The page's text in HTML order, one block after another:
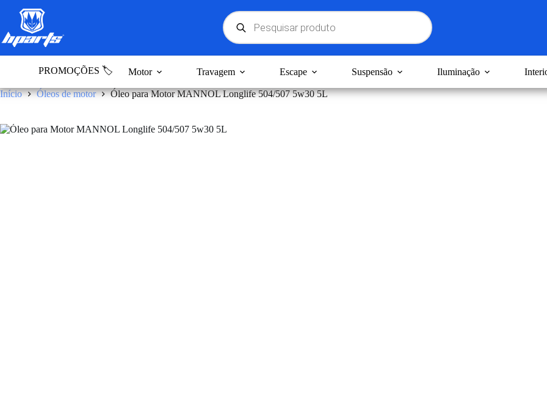
conteúdo
Products
search
PROMOÇÕES 🏷️ Motor Travagem Escape Suspensão Iluminação
Início Óleos de motor Óleo para Motor MANNOL Longlife 504/507 5w30 5L